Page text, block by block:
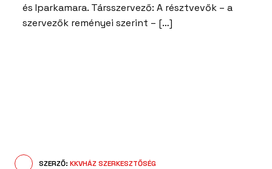
és Iparkamara. Társszervező: A résztvevők – a
szervezők reményei szerint – […]
SZERZŐ: KKVHÁZ SZERKESZTŐSÉG